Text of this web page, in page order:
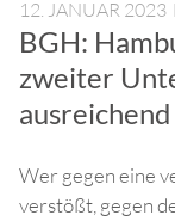
12. JANUAR 2023
BGH:
zweiter
ausreichend
Wer gegen eine
verstößt, gegen